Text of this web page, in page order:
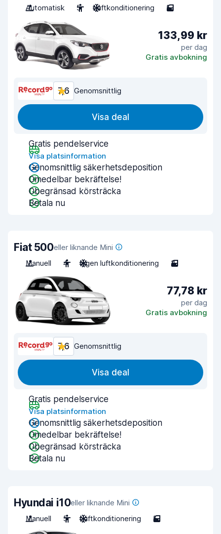
Automatisk
5 Luftkonditionering 5
133,99 kr
per dag
Gratis avbokning
7,6 Genomsnittlig
Visa deal
Gratis pendelservice
Visa platsinformation
Genomsnittlig säkerhetsdeposition
Omedelbar bekräftelse!
Obegränsad körsträcka
Betala nu
Fiat 500eller liknande Mini
Manuell
4 Ingen luftkonditionering 3
77,78 kr
per dag
Gratis avbokning
7,6 Genomsnittlig
Visa deal
Gratis pendelservice
Visa platsinformation
Genomsnittlig säkerhetsdeposition
Omedelbar bekräftelse!
Obegränsad körsträcka
Betala nu
Hyundai i10eller liknande Mini
Manuell
5 Luftkonditionering 5